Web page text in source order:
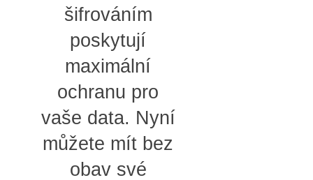
šifrováním
poskytují
maximální
ochranu pro
vaše data. Nyní
můžete mít bez
obav své